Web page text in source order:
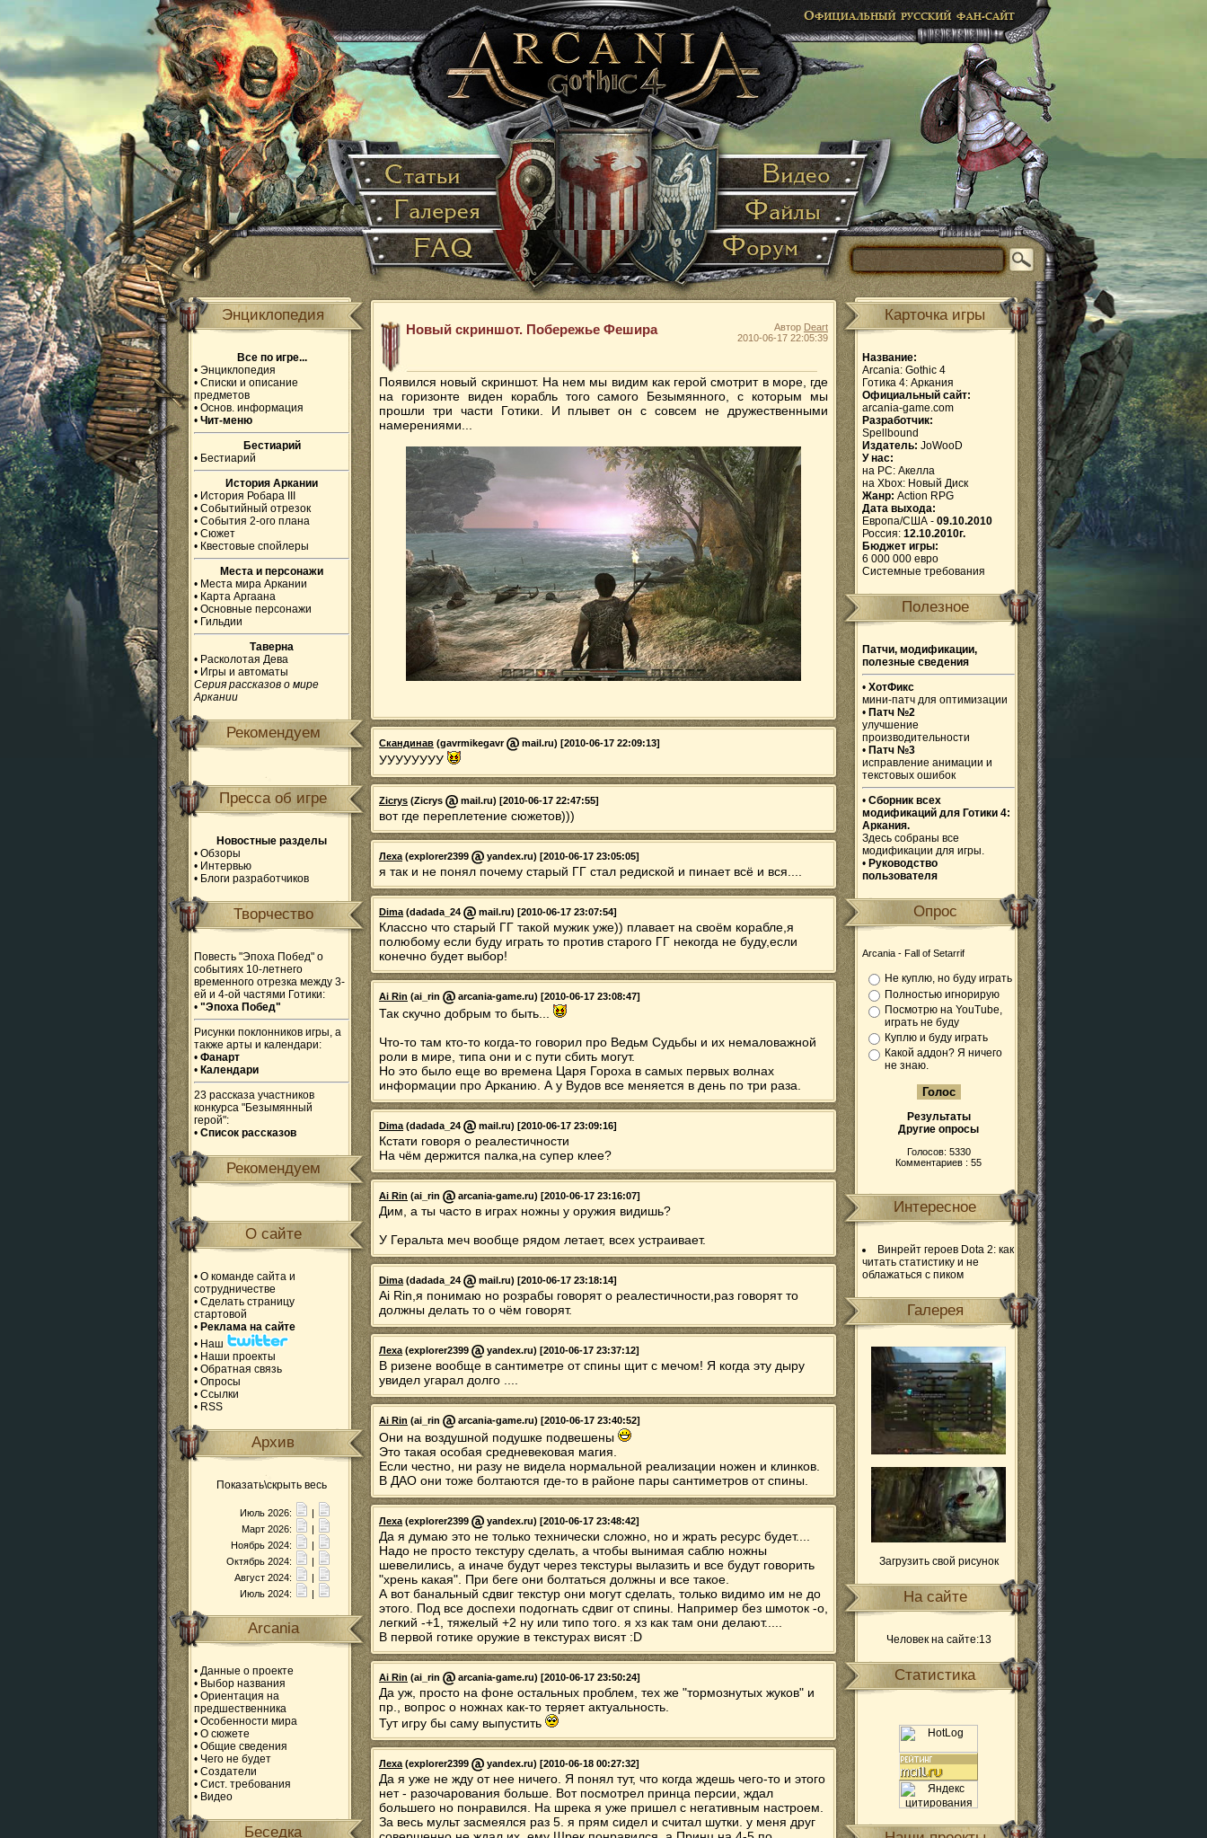
Энциклопедия
Все по игре...
• Энциклопедия
• Списки и описание
предметов
• Основ. информация
• Чит-меню
Бестиарий
• Бестиарий
История Аркании
• История Робара III
• Событийный отрезок
• События 2-ого плана
• Сюжет
• Квестовые спойлеры
Места и персонажи
• Места мира Аркании
• Карта Аргаана
• Основные персонажи
• Гильдии
Таверна
• Расколотая Дева
• Игры и автоматы
Серия рассказов о мире
Аркании
Рекомендуем
Пресса об игре
Новостные разделы
• Обзоры
• Интервью
• Блоги разработчиков
Творчество
Повесть "Эпоха Побед" о
событиях 10-летнего
временного отрезка между 3-
ей и 4-ой частями Готики:
• "Эпоха Побед"
Рисунки поклонников игры, а
также арты и календари:
• Фанарт
• Календари
23 рассказа участников
конкурса "Безымянный
герой":
• Список рассказов
Рекомендуем
О сайте
• О команде сайта и
сотрудничестве
• Сделать страницу
стартовой
• Реклама на сайте
• Наш
• Наши проекты
• Обратная связь
• Опросы
• Ссылки
• RSS
Архив
Показать\скрыть весь
Июль 2026:
|
Март 2026:
|
Ноябрь 2024:
|
Октябрь 2024:
|
Август 2024:
|
Июль 2024:
|
Arcania
• Данные о проекте
• Выбор названия
• Ориентация на
предшественника
• Особенности мира
• О сюжете
• Общие сведения
• Чего не будет
• Создатели
• Сист. требования
• Видео
Беседка
Новый скриншот. Побережье Фешира Автор Deart
2010-06-17 22:05:39
Появился новый скриншот. На нем мы видим как герой смотрит в море, где
на горизонте виден корабль того самого Безымянного, с которым мы
прошли три части Готики. И плывет он с совсем не дружественными
намерениями...
Скандинав (gavrmikegavr mail.ru) [2010-06-17 22:09:13]
УУУУУУУУ
Zicrys (Zicrys mail.ru) [2010-06-17 22:47:55]
вот где переплетение сюжетов)))
Леха(explorer2399 yandex.ru) [2010-06-17 23:05:05]
я так и не понял почему старый ГГ стал редиской и пинает всё и вся....
Dima(dadada_24 mail.ru) [2010-06-17 23:07:54]
Классно что старый ГГ такой мужик уже)) плавает на своём корабле,я
полюбому если буду играть то против старого ГГ некогда не буду,если
конечно будет выбор!
Ai Rin (ai_rin arcania-game.ru) [2010-06-17 23:08:47]
Так скучно добрым то быть...
Что-то там кто-то когда-то говорил про Ведьм Судьбы и их немаловажной
роли в мире, типа они и с пути сбить могут.
Но это было еще во времена Царя Гороха в самых первых волнах
информации про Арканию. А у Вудов все меняется в день по три раза.
Dima(dadada_24 mail.ru) [2010-06-17 23:09:16]
Кстати говоря о реалестичности
На чём держится палка,на супер клее?
Ai Rin (ai_rin arcania-game.ru) [2010-06-17 23:16:07]
Дим, а ты часто в играх ножны у оружия видишь?
У Геральта меч вообще рядом летает, всех устраивает.
Dima(dadada_24 mail.ru) [2010-06-17 23:18:14]
Ai Rin,я понимаю но розрабы говорят о реалестичности,раз говорят то
должны делать то о чём говорят.
Леха(explorer2399 yandex.ru) [2010-06-17 23:37:12]
В ризене вообще в сантиметре от спины щит с мечом! Я когда эту дыру
увидел угарал долго ....
Ai Rin (ai_rin arcania-game.ru) [2010-06-17 23:40:52]
Они на воздушной подушке подвешены
Это такая особая средневековая магия.
Если честно, ни разу не видела нормальной реализации ножен и клинков.
В ДАО они тоже болтаются где-то в районе пары сантиметров от спины.
Леха(explorer2399 yandex.ru) [2010-06-17 23:48:42]
Да я думаю это не только технически сложно, но и жрать ресурс будет....
Надо не просто текстуру сделать, а чтобы вынимая саблю ножны
шевелились, а иначе будут через текстуры вылазить и все будут говорить
"хрень какая". При беге они болтаться должны и все такое.
А вот банальный сдвиг текстур они могут сделать, только видимо им не до
этого. Под все доспехи подогнать сдвиг от спины. Например без шмоток -о,
легкий -+1, тяжелый +2 ну или типо того. я хз как там они делают.....
В первой готике оружие в текстурах висят :D
Ai Rin (ai_rin arcania-game.ru) [2010-06-17 23:50:24]
Да уж, просто на фоне остальных проблем, тех же "тормознутых жуков" и
пр., вопрос о ножнах как-то теряет актуальность.
Тут игру бы саму выпустить
Леха(explorer2399 yandex.ru) [2010-06-18 00:27:32]
Да я уже не жду от нее ничего. Я понял тут, что когда ждешь чего-то и этого
нет - разочарования больше. Вот посмотрел принца персии, ждал
большего но понравился. На шрека я уже пришел с негативным настроем.
За весь мульт засмеялся раз 5. я прям сидел и считал шутки. у меня друг
Карточка игры
Название:
Arcania: Gothic 4
Готика 4: Аркания
Официальный сайт:
arcania-game.com
Разработчик:
Spellbound
Издатель: JoWooD
У нас:
на PC: Акелла
на Xbox: Новый Диск
Жанр: Action RPG
Дата выхода:
Европа/США - 09.10.2010
Россия: 12.10.2010г.
Бюджет игры:
6 000 000 евро
Системные требования
Полезное
Патчи, модификации,
полезные сведения
• ХотФикс
мини-патч для оптимизации
• Патч №2
улучшение
производительности
• Патч №3
исправление анимации и
текстовых ошибок
• Сборник всех
модификаций для Готики 4:
Аркания.
Здесь собраны все
модификации для игры.
• Руководство
пользователя
Опрос
Arcania - Fall of Setarrif
Не куплю, но буду играть
Полностью игнорирую
Посмотрю на YouTube,
играть не буду
Куплю и буду играть
Какой аддон? Я ничего
не знаю.
Результаты
Другие опросы
Голосов: 5330
Комментариев : 55
Интересное
Винрейт героев Dota 2: как
читать статистику и не
облажаться с пиком
Галерея
Загрузить свой рисунок
На сайте
Человек на сайте:13
Статистика